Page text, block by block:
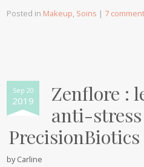
Posted in Makeup, Soins | 7
Sep 20
2019
Zenflore :
anti-
PrecisionBiotics
byCarline